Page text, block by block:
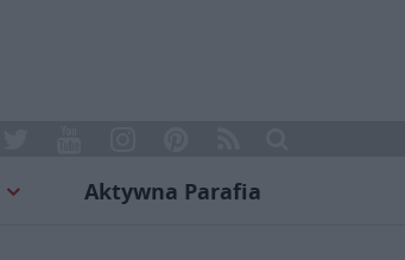
Aktywna Parafia